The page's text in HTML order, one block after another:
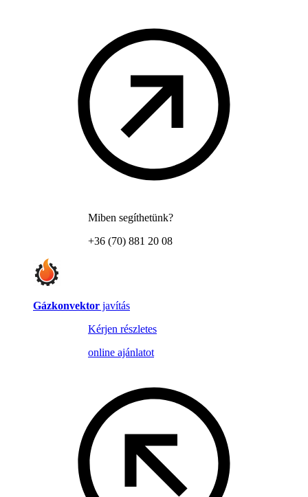
Miben segíthetünk?
+36 (70) 881 20 08
Gázkonvektor javítás
Kérjen részletes
online ajánlatot